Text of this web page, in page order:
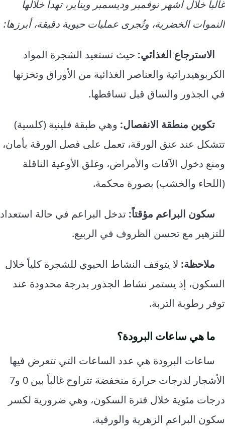
غالباً خلال أشهر نوفمبر وديسمبر ويناير، تهدأ خلالها
النموات الخضرية، وتُجرى عمليات حيوية دقيقة، أبرزها:
الاسترجاع الغذائي: حيث تستعيد الشجرة المواد
الكربوهيدراتية والعناصر الغذائية من الأوراق وتخزنها
في الجذور والساق قبل تساقطها.
تكوين منطقة الانفصال: وهي طبقة فلينية (كلسية)
تتشكل عند عنق الورقة، تعمل على فصل الورقة بأمان،
ومنع دخول الآفات والأمراض، وغلق الأوعية الناقلة
(اللحاء والخشب) بصورة محكمة.
سكون البراعم مؤقتاً: تدخل البراعم في حالة استعداد
للتزهير مع تحسن الظروف في الربيع.
ملاحظة: لا يتوقف النشاط الحيوي للشجرة كلياً خلال
السكون، إذ يستمر نشاط الجذور بدرجة محدودة عند
توفر رطوبة التربة.
ما هي ساعات البرودة؟
ساعات البرودة هي عدد الساعات التي تتعرض فيها
الأشجار لدرجات حرارة منخفضة تتراوح غالباً بين 0 و7
درجات مئوية خلال فترة السكون، وهي ضرورية لكسر
سكون البراعم الزهرية والورقية.